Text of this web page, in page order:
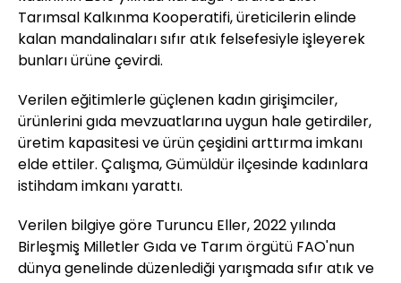
Tarımsal Kalkınma Kooperatifi, üreticilerin elinde
kalan mandalinaları sıfır atık felsefesiyle işleyerek
bunları ürüne çevirdi.
Verilen eğitimlerle güçlenen kadın girişimciler,
ürünlerini gıda mevzuatlarına uygun hale getirdiler,
üretim kapasitesi ve ürün çeşidini arttırma imkanı
elde ettiler. Çalışma, Gümüldür ilçesinde kadınlara
istihdam imkanı yarattı.
Verilen bilgiye göre Turuncu Eller, 2022 yılında
Birleşmiş Milletler Gıda ve Tarım örgütü FAO'nun
dünya genelinde düzenlediği yarışmada sıfır atık ve